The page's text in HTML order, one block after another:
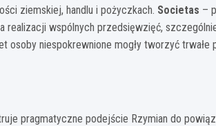
ziemskiej, handlu i pożyczkach. Societas –
realizacji wspólnych przedsięwzięć,
osoby niespokrewnione mogły tworzyć trwałe
pragmatyczne podejście Rzymian do